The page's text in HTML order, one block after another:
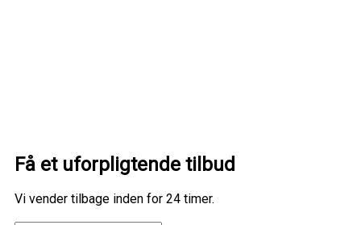
Få et uforpligtende tilbud
Vi vender tilbage inden for 24 timer.